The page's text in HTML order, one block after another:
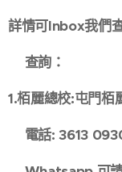
詳情可Inbox我們
🏫查詢：
1.栢麗總校:屯門栢
📞電話: 3613